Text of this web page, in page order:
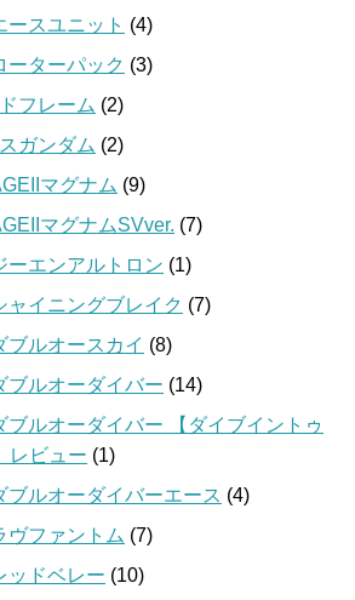
ースユニット (4)
ーターパック (3)
フレーム (2)
ガンダム (2)
マグナム (9)
マグナムSVver. (7)
ーエンアルトロン (1)
ャイニングブレイク (7)
ブルオースカイ (8)
ブルオーダイバー (14)
ブルオーダイバー 【ダイブイントゥ
レビュー (1)
ブルオーダイバーエース (4)
ヴファントム (7)
ッドベレー (10)